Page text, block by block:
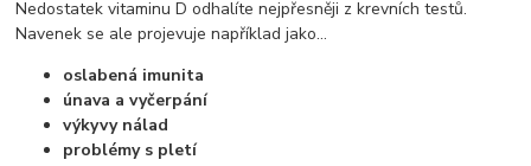
Nedostatek vitaminu D odhalíte nejpřesněji z krevních testů.
Navenek se ale projevuje například jako…
oslabená imunita
únava a vyčerpání
výkyvy nálad
problémy s pletí